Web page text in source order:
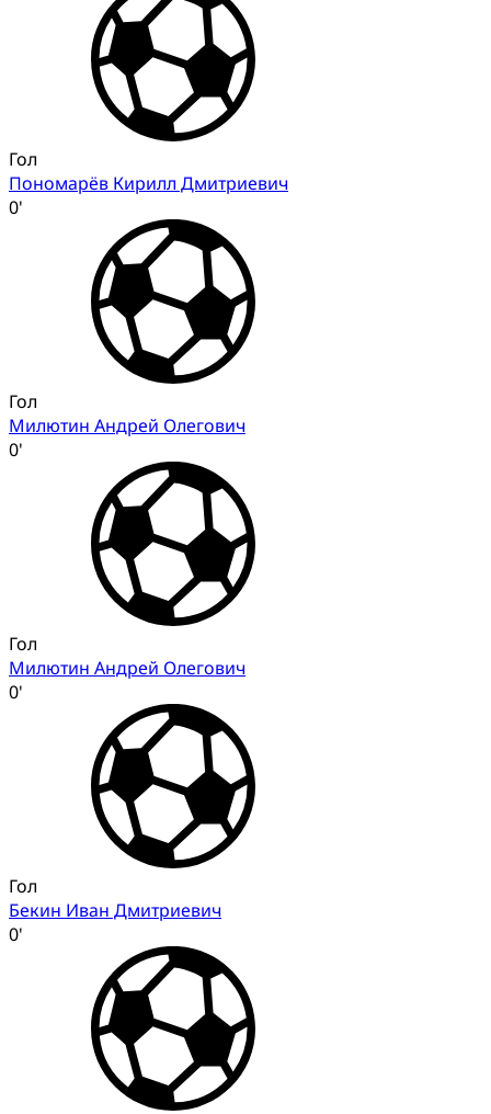
Гол
Пономарёв Кирилл Дмитриевич
0'
Гол
Милютин Андрей Олегович
0'
Гол
Милютин Андрей Олегович
0'
Гол
Бекин Иван Дмитриевич
0'